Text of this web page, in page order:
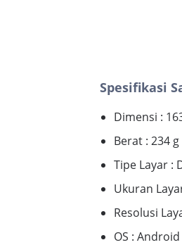
Spesifikasi
Dimensi :
Berat : 234 g
Tipe Layar :
Ukuran
Resolusi
OS : Android